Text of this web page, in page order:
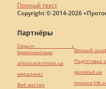
Полный текст
Copyright © 2014-2026
Партнёры
Серьги с
бриллиантами
alliancetechnika.ua
миралинкс
Веб мастер
Винный
pereklad.ua
hospice-